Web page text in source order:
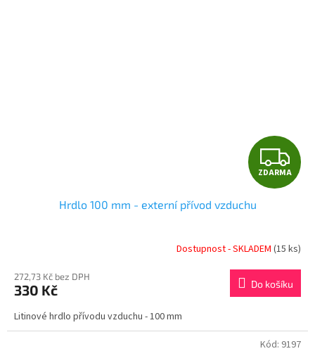
Z
D
R
M
A
ZDARMA
Hrdlo 100 mm - externí přívod vzduchu
Dostupnost - SKLADEM (15 ks)
272,73 Kč bez DPH
330 Kč Do košíku
Litinové hrdlo přívodu vzduchu - 100 mm
Kód: 9197